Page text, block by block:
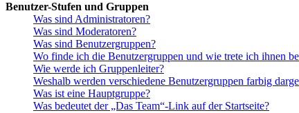
Benutzer-Stufen und Gruppen
Was sind Administratoren?
Was sind Moderatoren?
Was sind Benutzergruppen?
Wo finde ich die Benutzergruppen und wie trete ich ihnen
Wie werde ich Gruppenleiter?
Weshalb werden verschiedene Benutzergruppen farbig
Was ist eine Hauptgruppe?
Was bedeutet der „Das Team“-Link auf der Startseite?